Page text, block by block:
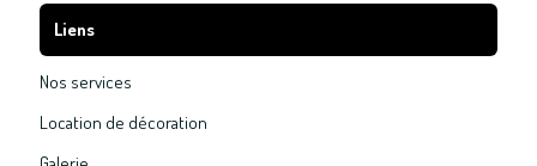
Liens
Nos services
Location de décoration